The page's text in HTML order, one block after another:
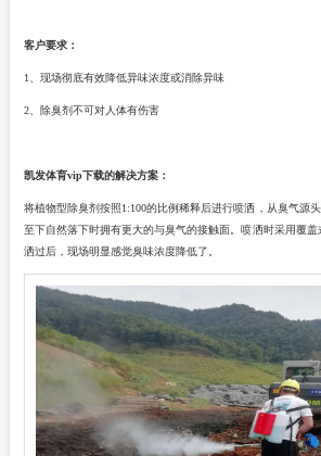
客户要求：
1、现场彻底有效降低异味浓度或消除异味
2、除臭剂不可对人体有伤害
凯发体育vip下载的解决方案：
将植物型除臭剂按照1:100的比例稀释后进行喷洒，从臭气源
至下自然落下时拥有更大的与臭气的接触面。喷洒时采用覆
洒过后，现场明显感觉臭味浓度降低了。